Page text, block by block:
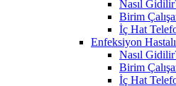
Nasıl
Birim
İç Hat
Enfeksiyon
Nasıl
Birim
İç Hat